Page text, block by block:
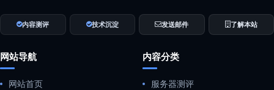
内容测评 技术沉淀 发送邮件 了解本站
网站导航
网站首页
内容分类
服务器测评